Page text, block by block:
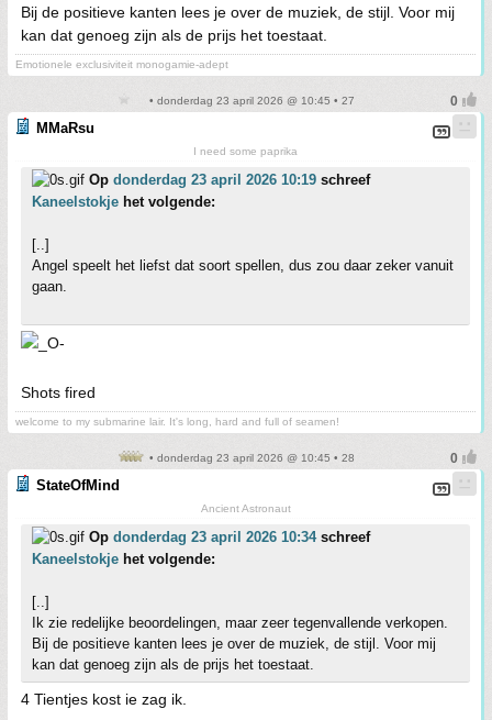
Bij de positieve kanten lees je over de muziek, de stijl. Voor mij
kan dat genoeg zijn als de prijs het toestaat.
Emotionele exclusiviteit monogamie-adept
• donderdag 23 april 2026 @ 10:45 • 27
MMaRsu
I need some paprika
Op donderdag 23 april 2026 10:19 schreef
Kaneelstokje het volgende:
[..]
Angel speelt het liefst dat soort spellen, dus zou daar zeker vanuit
gaan.
Shots fired
welcome to my submarine lair. It's long, hard and full of seamen!
• donderdag 23 april 2026 @ 10:45 • 28
StateOfMind
Ancient Astronaut
Op donderdag 23 april 2026 10:34schreef
Kaneelstokje het volgende:
[..]
Ik zie redelijke beoordelingen, maar zeer tegenvallende verkopen.
Bij de positieve kanten lees je over de muziek, de stijl. Voor mij
kan dat genoeg zijn als de prijs het toestaat.
4 Tientjes kost ie zag ik.